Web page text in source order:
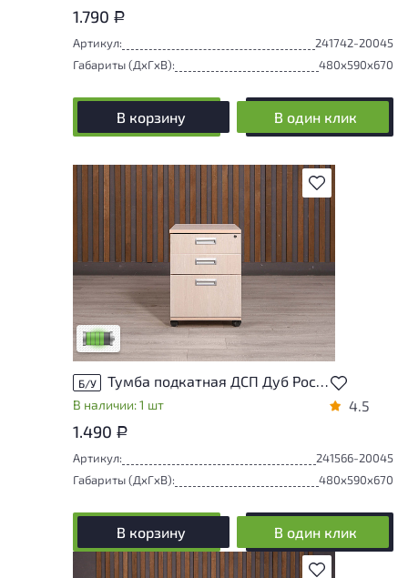
1.790 Р
Артикул:
241742-20045
Габариты (ДxГxВ):
480x590x670
В корзину В один клик
В избранное
У товара присутствуют незначительные
следы эксплуатации, не влияющие на
удобство его использования
Низкая степень износа
Б/У Тумба подкатная ДСП Дуб Россия
В наличии: 1 шт 4.5
1.490 Р
Артикул:
241566-20045
Габариты (ДxГxВ):
480x590x670
В корзину В один клик
В избранное